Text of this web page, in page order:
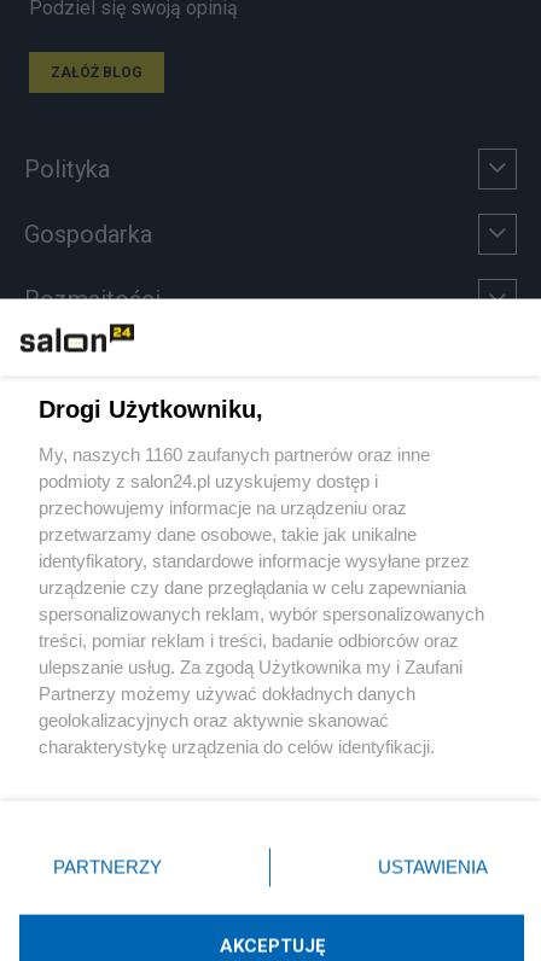
Podziel się swoją opinią
ZAŁÓŻ BLOG
Polityka
Gospodarka
Rozmaitości
Sport
Społeczeństwo
Kultura
X Facebook Instagram Youtube
Drogi Użytkowniku,
My, naszych 1160 zaufanych partnerów oraz inne
podmioty z salon24.pl uzyskujemy dostęp i
przechowujemy informacje na urządzeniu oraz
przetwarzamy dane osobowe, takie jak unikalne
identyfikatory, standardowe informacje wysyłane przez
urządzenie czy dane przeglądania w celu zapewniania
spersonalizowanych reklam, wybór spersonalizowanych
treści, pomiar reklam i treści, badanie odbiorców oraz
ulepszanie usług. Za zgodą Użytkownika my i Zaufani
Partnerzy możemy używać dokładnych danych
geolokalizacyjnych oraz aktywnie skanować
charakterystykę urządzenia do celów identyfikacji.
zmienić/wycofać klikając przycisk ustawień prywatności
znajdujący się w lewym dolnym rogu strony
rodzaje przetwarzania danych nie wymagają zgody
użytkownika, ale masz prawo sprzeciwić się takiemu
PARTNERZY USTAWIENIA
AKCEPTUJĘ